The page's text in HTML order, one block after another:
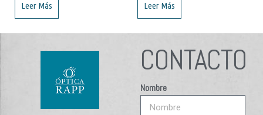
Leer Más Leer Más
CONTACTO
Nombre